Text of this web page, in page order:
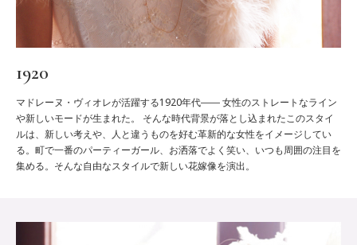
1920
マドレーヌ・ヴィオレが活躍する1920年代―― 女性のストレートなライン
や新しいモードが生まれた。 そんな時代背景が落とし込まれたこのスタイ
ルは、新しい考えや、人と違うものを好む革新的な女性をイメージしてい
る。町で一番のパーティーガール、お洒落でよく笑い、いつも周囲の注目を
集める。そんな自由なスタイルで新しい花嫁像を演出。